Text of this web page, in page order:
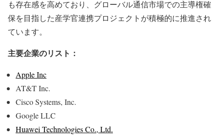
も存在感を高めており、グローバル通信市場での主導権確
保を目指した産学官連携プロジェクトが積極的に推進され
ています。
主要企業のリスト：
Apple Inc
AT&T Inc.
Cisco Systems, Inc.
Google LLC
Huawei Technologies Co., Ltd.